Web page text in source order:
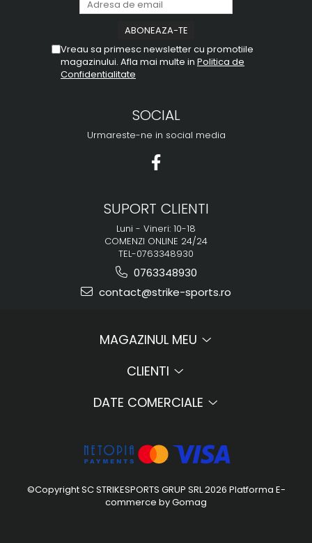
Vreau sa primesc newsletter cu promotiile
magazinului. Afla mai multe in Politica de
Confidentialitate
SOCIAL
Urmareste-ne in social media
SUPORT CLIENTI
Luni - Vineri: 10-18
COMENZI ONLINE 24/24
TEL-0763348930
0763348930
contact@strike-sports.ro
MAGAZINUL MEU
CLIENTI
DATE COMERCIALE
©Copyright SC STRIKESPORTS GRUP SRL 2026 Platforma E-
commerce by Gomag